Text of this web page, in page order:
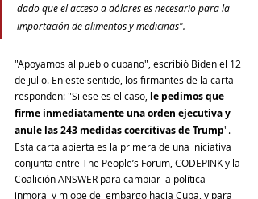
dado que el acceso a dólares es necesario para la
importación de alimentos y medicinas".
"Apoyamos al pueblo cubano", escribió Biden el 12
de julio. En este sentido, los firmantes de la carta
responden: "Si ese es el caso, le pedimos que
firme inmediatamente una orden ejecutiva y
anule las 243 medidas coercitivas de Trump".
Esta carta abierta es la primera de una iniciativa
conjunta entre The People’s Forum, CODEPINK y la
Coalición ANSWER para cambiar la política
inmoral y miope del embargo hacia Cuba, y para